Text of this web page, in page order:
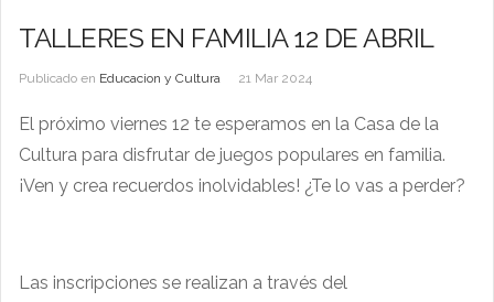
TALLERES EN FAMILIA 12 DE ABRIL
Publicado en Educacion y Cultura 21 Mar 2024
El próximo viernes 12 te esperamos en la Casa de la
Cultura para disfrutar de juegos populares en familia.
¡Ven y crea recuerdos inolvidables! ¿Te lo vas a perder?
Las inscripciones se realizan a través del